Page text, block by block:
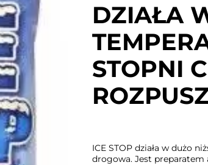
DZIAŁA
STOPNI
ICE STOP działa w dużo
drogowa. Jest